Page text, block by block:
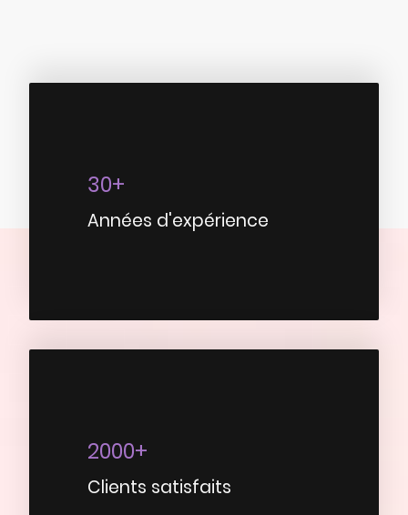
30+
Années d'expérience
2000+
Clients satisfaits